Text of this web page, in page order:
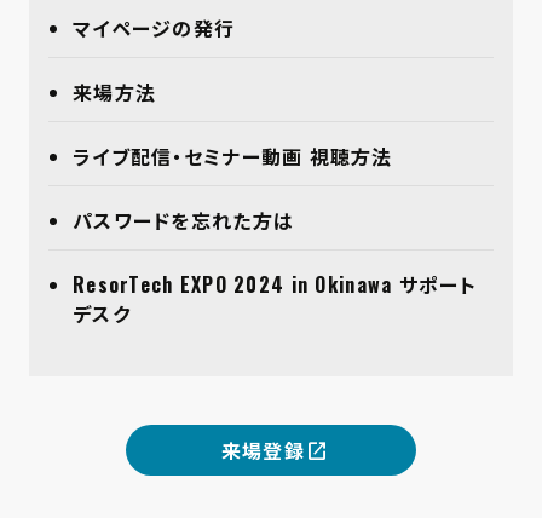
マイページの発行
来場方法
ライブ配信・セミナー動画 視聴方法
パスワードを忘れた方は
ResorTech EXPO 2024 in Okinawa サポート
デスク
来場登録